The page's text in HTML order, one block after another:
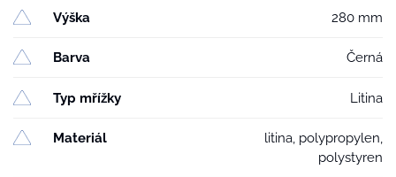
Výška 280 mm
Barva Černá
Typ mřížky Litina
Materiál
litina, polypropylen,
polystyren